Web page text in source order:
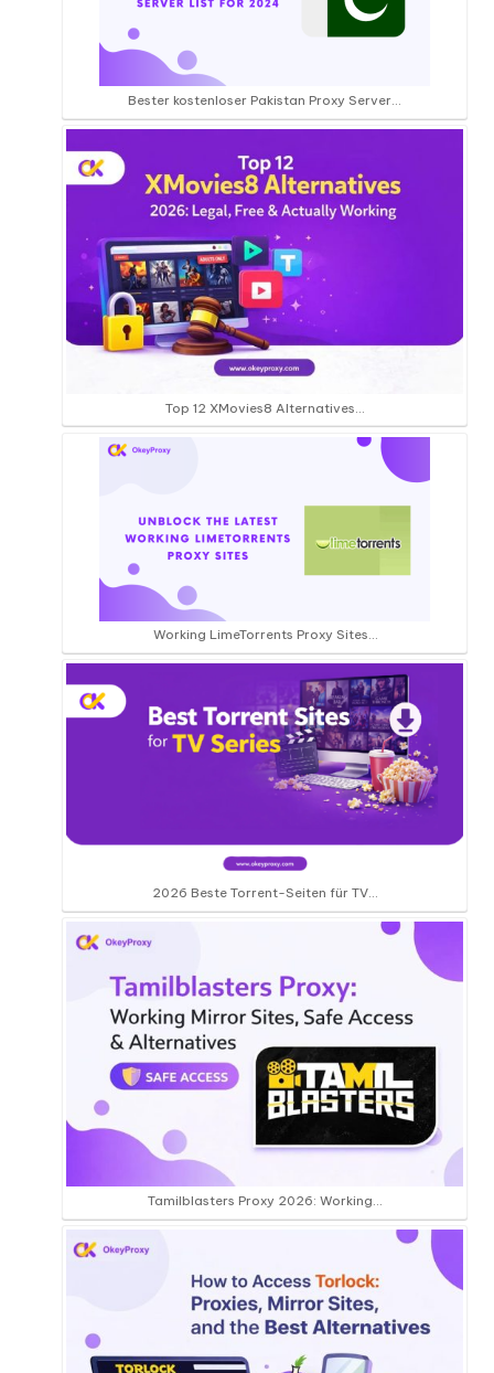
Bester kostenloser Pakistan Proxy Server...
Top 12 XMovies8 Alternatives…
Working LimeTorrents Proxy Sites…
2026 Beste Torrent-Seiten für TV...
Tamilblasters Proxy 2026: Working…